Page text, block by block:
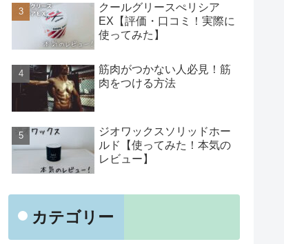
クールグリースぺリシア
EX【評価・口コミ！実際に
使ってみた】
筋肉がつかない人必見！筋
肉をつける方法
ジオワックスソリッドホー
ルド【使ってみた！本気の
レビュー】
カテゴリー